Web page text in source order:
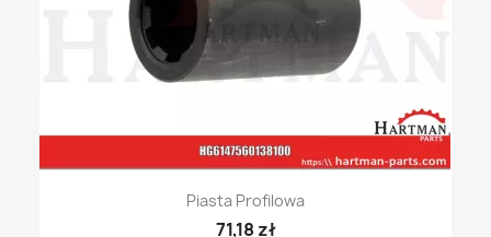
Piasta Profilowa
71,18 zł